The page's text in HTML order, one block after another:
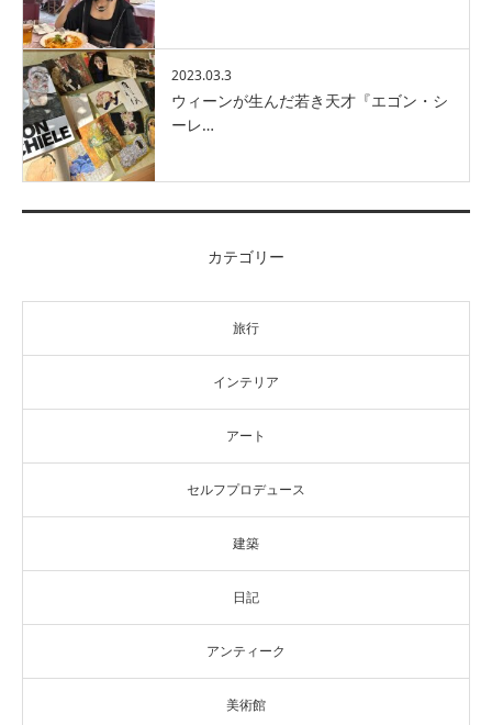
2023.03.3
ウィーンが生んだ若き天才『エゴン・シ
ーレ…
カテゴリー
旅行
インテリア
アート
セルフプロデュース
建築
日記
アンティーク
美術館